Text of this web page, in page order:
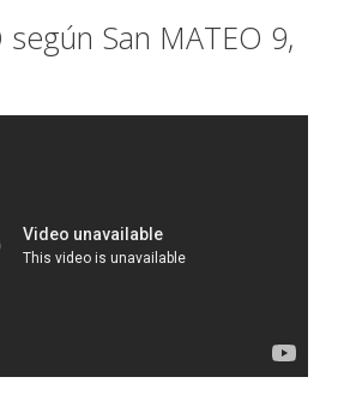
según San MATEO 9,